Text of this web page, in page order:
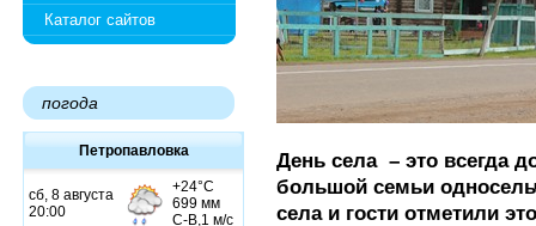
Каталог сайтов
погода
Петропавловка
День села – это всегда
большой семьи
села и гости отметили